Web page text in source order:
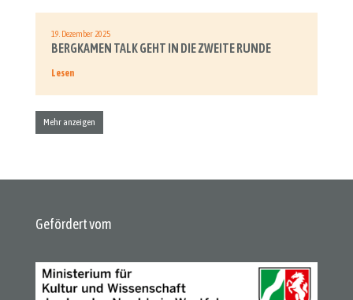
19. Dezember 2025
BERGKAMEN TALK GEHT IN DIE ZWEITE RUNDE
Lesen
Mehr anzeigen
Gefördert vom